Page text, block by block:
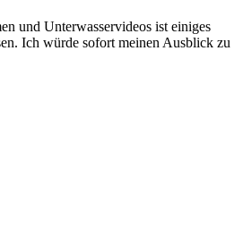
und Unterwasservideos ist einiges
Ich würde sofort meinen Ausblick zu